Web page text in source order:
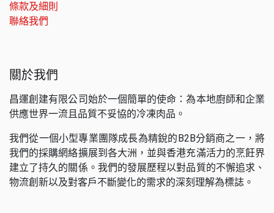
條款及細則
聯絡我們
關於我們
昌運創建有限公司始於一個簡單的使命：為本地廚師和企業
供應世界一流且品質不妥協的冷凍肉品。
我們從一個小型專業團隊成長為精銳的B2B分銷商之一，將
我們的採購網絡擴展到各大洲，並與香港充滿活力的烹飪界
建立了持久的關係。我們的發展歷程以對品質的不懈追求、
物流創新以及對客戶不斷變化的需求的深刻理解為標誌。